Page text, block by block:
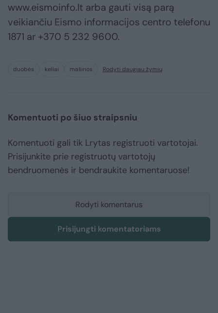
www.eismoinfo.lt arba gauti visą parą
veikiančiu Eismo informacijos centro telefonu
1871 ar +370 5 232 9600.
duobės keliai mašinos Rodyti daugiau žymių
Komentuoti po šiuo straipsniu
Komentuoti gali tik Lrytas registruoti vartotojai.
Prisijunkite prie registruotų vartotojų
bendruomenės ir bendraukite komentaruose!
Rodyti komentarus
Prisijungti komentatoriams